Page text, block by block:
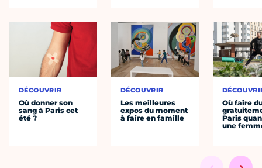
DÉCOUVRIR
Où donner son
sang à Paris cet
été ?
DÉCOUVRIR
Les meilleures
expos du moment
à faire en famille
Où faire
Paris
une